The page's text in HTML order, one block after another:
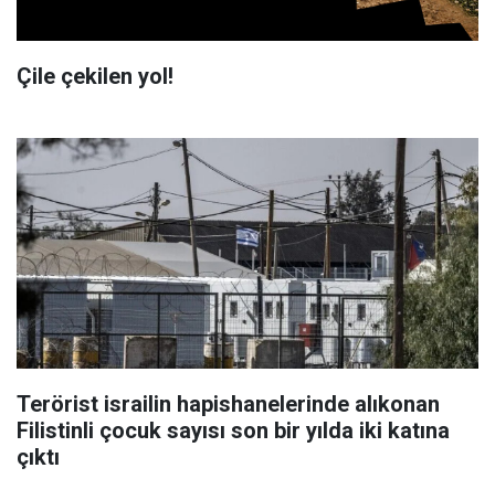
Çile çekilen yol!
Terörist israilin hapishanelerinde alıkonan
Filistinli çocuk sayısı son bir yılda iki katına
çıktı